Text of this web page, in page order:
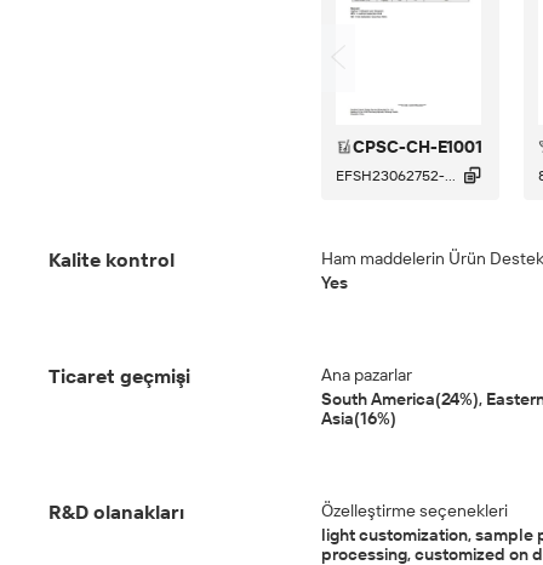
CPSC-CH-E1001
EFSH23062752-... 
Kalite kontrol
Ham maddelerin Ürün
Yes
Ticaret geçmişi
Ana pazarlar
South America(24%),
Asia(16%)
R&D olanakları
Özelleştirme seçenekleri
light customization, sample
processing, customized on